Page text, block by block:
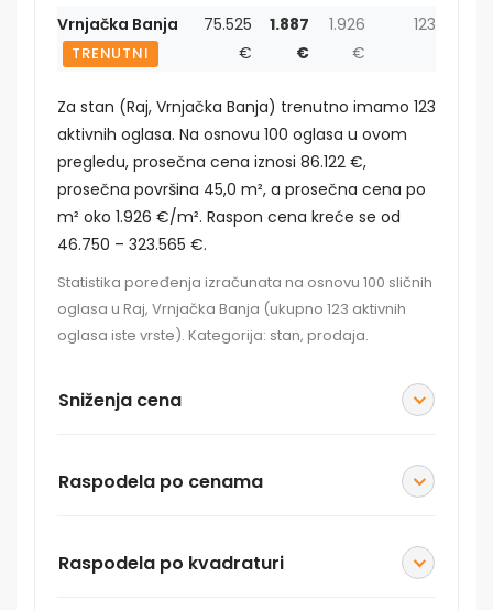
Vrnjačka Banja
TRENUTNI
75.525
€
1.887
€
1.926
€
123
Za stan (Raj, Vrnjačka Banja) trenutno imamo 123
aktivnih oglasa. Na osnovu 100 oglasa u ovom
pregledu, prosečna cena iznosi 86.122 €,
prosečna površina 45,0 m², a prosečna cena po
m² oko 1.926 €/m². Raspon cena kreće se od
46.750 – 323.565 €.
Statistika poređenja izračunata na osnovu 100 sličnih
oglasa u Raj, Vrnjačka Banja (ukupno 123 aktivnih
oglasa iste vrste). Kategorija: stan, prodaja.
Sniženja cena
Raspodela po cenama
Raspodela po kvadraturi